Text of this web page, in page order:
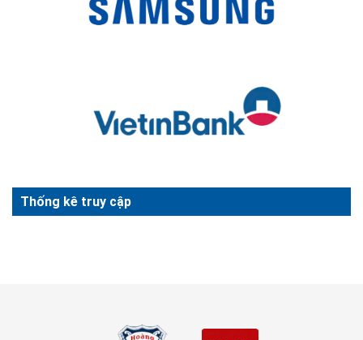
Thống kê truy cập